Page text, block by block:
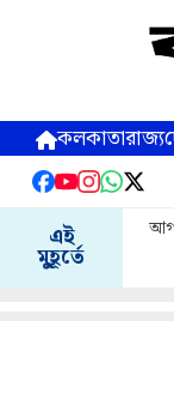
কলকাতারাজ্য
এই
মুহূর্তে